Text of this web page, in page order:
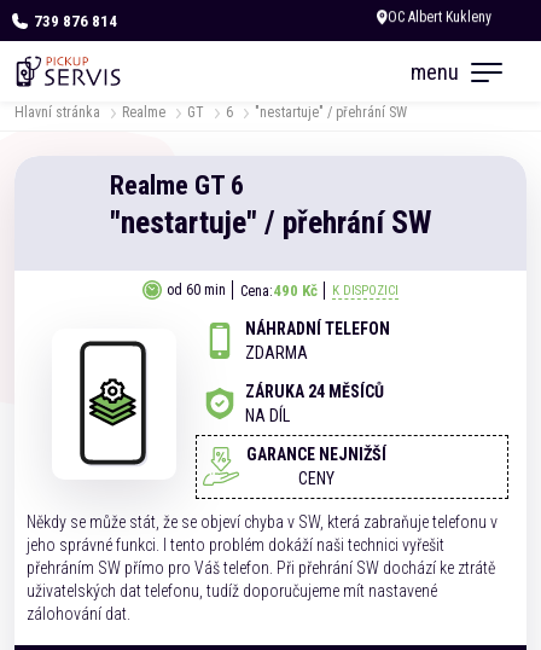
739 876 814
Dnes otevřeno do 18:00
menu
Hlavní stránka Realme GT 6 "nestartuje" / přehrání SW
Realme GT 6
"nestartuje" / přehrání SW
od 60 min Cena:490 Kč K DISPOZICI
NÁHRADNÍ TELEFON
ZDARMA
ZÁRUKA 24 MĚSÍCŮ
NA DÍL
GARANCE NEJNIŽŠÍ
CENY
Někdy se může stát, že se objeví chyba v SW, která zabraňuje telefonu v
jeho správné funkci. I tento problém dokáží naši technici vyřešit
přehráním SW přímo pro Váš telefon. Při přehrání SW dochází ke ztrátě
uživatelských dat telefonu, tudíž doporučujeme mít nastavené
zálohování dat.